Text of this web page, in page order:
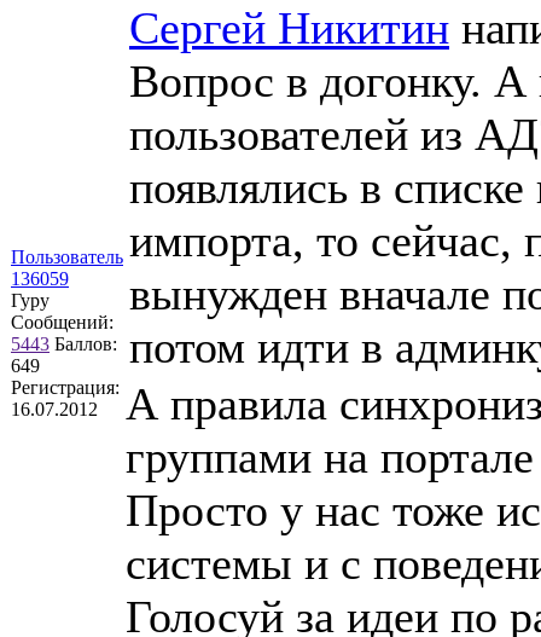
Пользователь
136059
Гуру
Сообщений:
5443 Баллов:
649
Регистрация:
16.07.2012
Сергей Никитин
Вопрос в догонку.
пользователей из
появлялись в списке
импорта, то сейчас,
вынужден вначале
потом идти в
А правила
группами на
Просто у нас тоже
системы и с
Голосуй за идеи по